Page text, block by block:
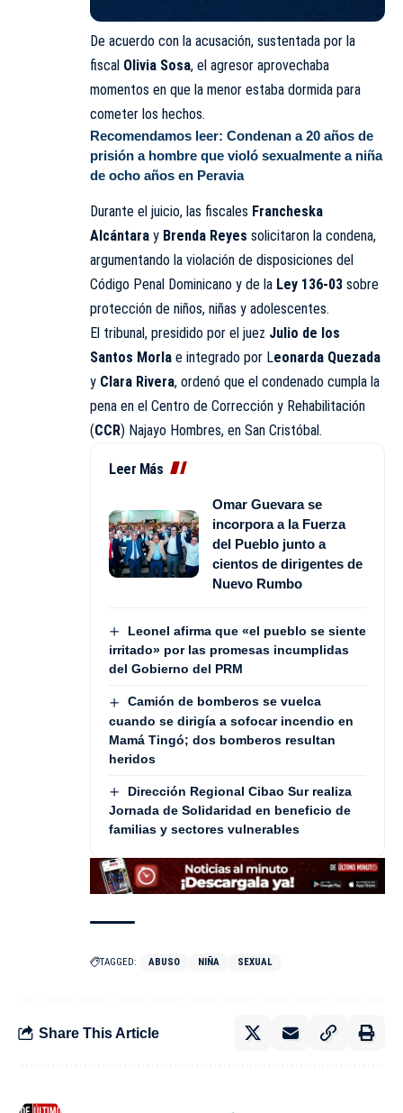
De acuerdo con la acusación, sustentada por la
fiscal Olivia Sosa, el agresor aprovechaba
momentos en que la menor estaba dormida para
cometer los hechos.
Recomendamos leer: Condenan a 20 años de
prisión a hombre que violó sexualmente a niña
de ocho años en Peravia
Durante el juicio, las fiscales Francheska
Alcántara y Brenda Reyes solicitaron la condena,
argumentando la violación de disposiciones del
Código Penal Dominicano y de la Ley 136-03 sobre
protección de niños, niñas y adolescentes.
El tribunal, presidido por el juez Julio de los
Santos Morla e integrado por Leonarda Quezada
y Clara Rivera, ordenó que el condenado cumpla la
pena en el Centro de Corrección y Rehabilitación
(CCR) Najayo Hombres, en San Cristóbal.
Leer Más
Omar Guevara se
incorpora a la Fuerza
del Pueblo junto a
cientos de dirigentes de
Nuevo Rumbo
Leonel afirma que «el pueblo se siente
irritado» por las promesas incumplidas
del Gobierno del PRM
Camión de bomberos se vuelca
cuando se dirigía a sofocar incendio en
Mamá Tingó; dos bomberos resultan
heridos
Dirección Regional Cibao Sur realiza
Jornada de Solidaridad en beneficio de
familias y sectores vulnerables
TAGGED: ABUSO NIÑA SEXUAL
Share This Article